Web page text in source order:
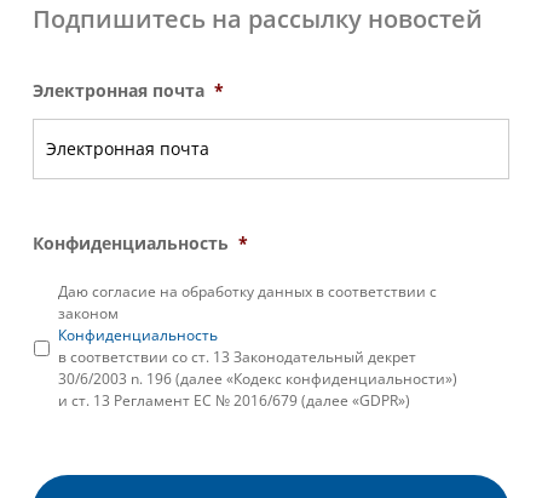
Подпишитесь на рассылку новостей
Электронная почта *
Конфиденциальность *
Даю согласие на обработку данных в соответствии с
законом
Конфиденциальность
в соответствии со ст. 13 Законодательный декрет
30/6/2003 n. 196 (далее «Кодекс конфиденциальности»)
и ст. 13 Регламент ЕС № 2016/679 (далее «GDPR»)